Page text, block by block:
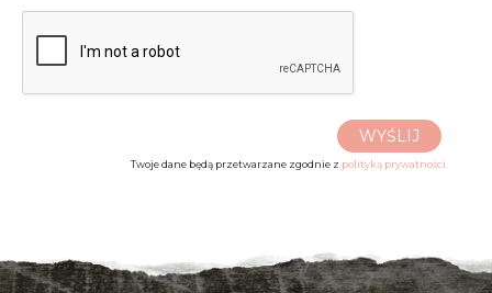
WYŚLIJ
Twoje dane będą przetwarzane zgodnie z polityką prywatności.